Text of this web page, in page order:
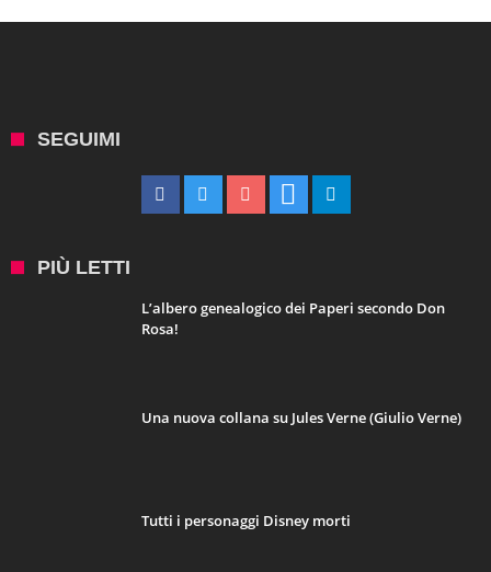
SEGUIMI
PIÙ LETTI
L’albero genealogico dei Paperi secondo Don
Rosa!
Una nuova collana su Jules Verne (Giulio Verne)
Tutti i personaggi Disney morti